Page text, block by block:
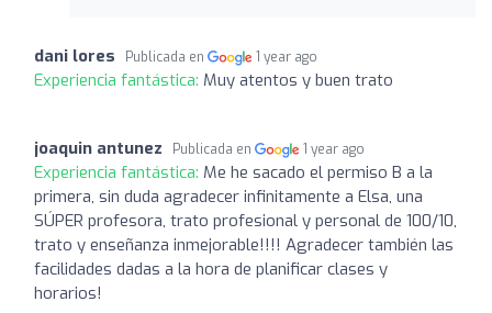
dani lores Publicada en 1 year ago
Experiencia fantástica: Muy atentos y buen trato
joaquin antunez Publicada en 1 year ago
Experiencia fantástica: Me he sacado el permiso B a la
primera, sin duda agradecer infinitamente a Elsa, una
SÚPER profesora, trato profesional y personal de 100/10,
trato y enseñanza inmejorable!!!! Agradecer también las
facilidades dadas a la hora de planificar clases y
horarios!